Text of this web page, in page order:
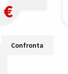
€
Confronta